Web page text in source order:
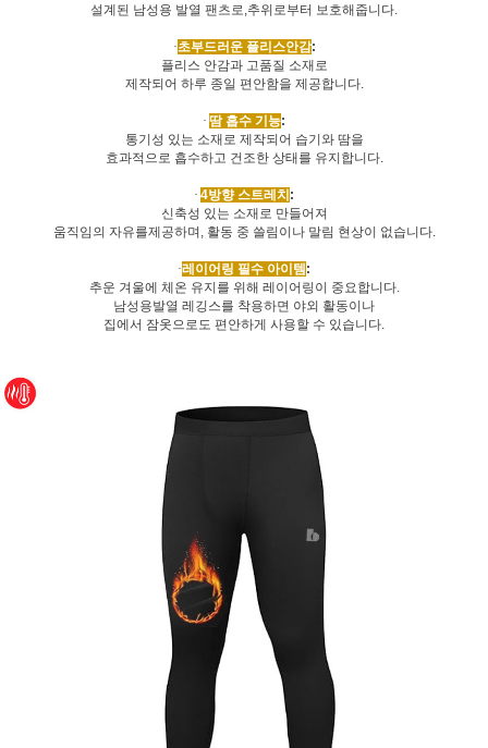
이코 라이프 하
설계된 남성용 발열 팬츠로 추위로부터 보호해줍니다
·초부드러운 플리스안감:
플리스 안감과 고품질 소재로
제작되어 하루 종일 편안함을 제공합니다.
· 땀 흡수 기능:
통기성 있는 소재로 제작되어 습기와 땀을
효과적으로 흡수하고 건조한 상태를 유지합니다.
· 4방향 스트레치:
신축성 있는 소재로 만들어져
움직임의 자유를제공하며 활동 중 쓸림이나 말림 현상이 없습니다.
·레이어링 필수 아이템:
추운 겨울에 체온 유지를 위해 레이어링이 중요합니다.
남성용발열 레깅스를 착용하면 야외 활동이나
집에서 잠옷으로도 편안하게 사용할 수 있습니다